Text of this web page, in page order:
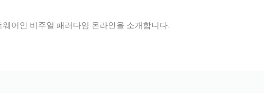
어인 비주얼 패러다임 온라인을 소개합니다.